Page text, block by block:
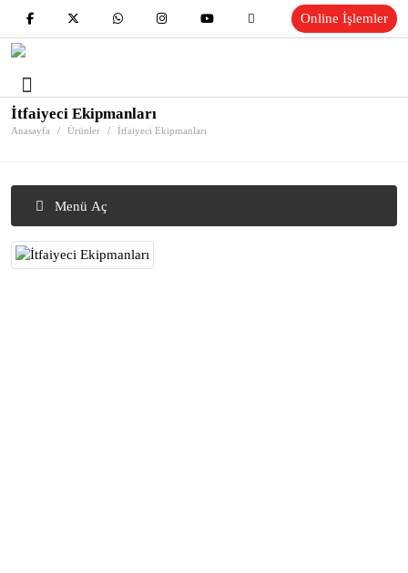
Online İşlemler
İtfaiyeci Ekipmanları
Anasayfa Ürünler İtfaiyeci Ekipmanları
Menü Aç